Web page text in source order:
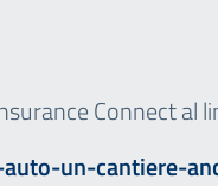
Connect al
un-cantiere-